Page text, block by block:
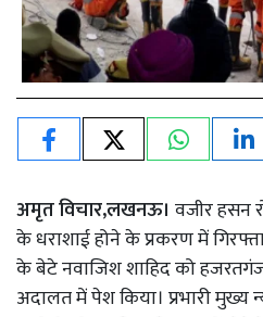
अमृत विचार,लखनऊ। वजीर हसन
के धराशाई होने के प्रकरण में
के बेटे नवाजिश शाहिद को
अदालत में पेश किया। प्रभारी मुख्य